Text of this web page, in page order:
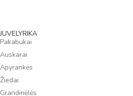
JUVELYRIKA
Pakabukai
Auskarai
Apyrankės
Žiedai
Grandinėlės